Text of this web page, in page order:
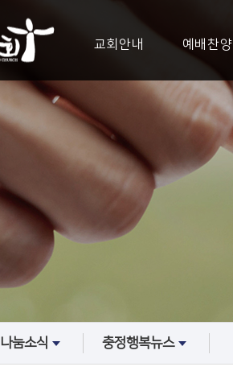
교회안내 예배찬양
나눔소식 충정행복뉴스